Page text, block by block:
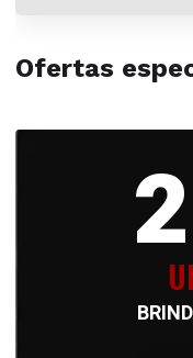
Ofertas